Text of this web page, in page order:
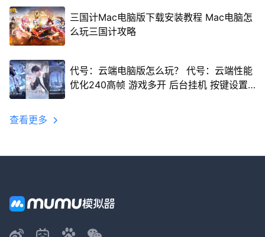
三国计Mac电脑版下载安装教程 Mac电脑怎
么玩三国计攻略
代号：云端电脑版怎么玩？ 代号：云端性能
优化240高帧 游戏多开 后台挂机 按键设置
查看更多